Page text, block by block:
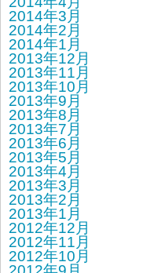
2014年3月
2014年2月
2014年1月
2013年12月
2013年11月
2013年10月
2013年9月
2013年8月
2013年7月
2013年6月
2013年5月
2013年4月
2013年3月
2013年2月
2013年1月
2012年12月
2012年11月
2012年10月